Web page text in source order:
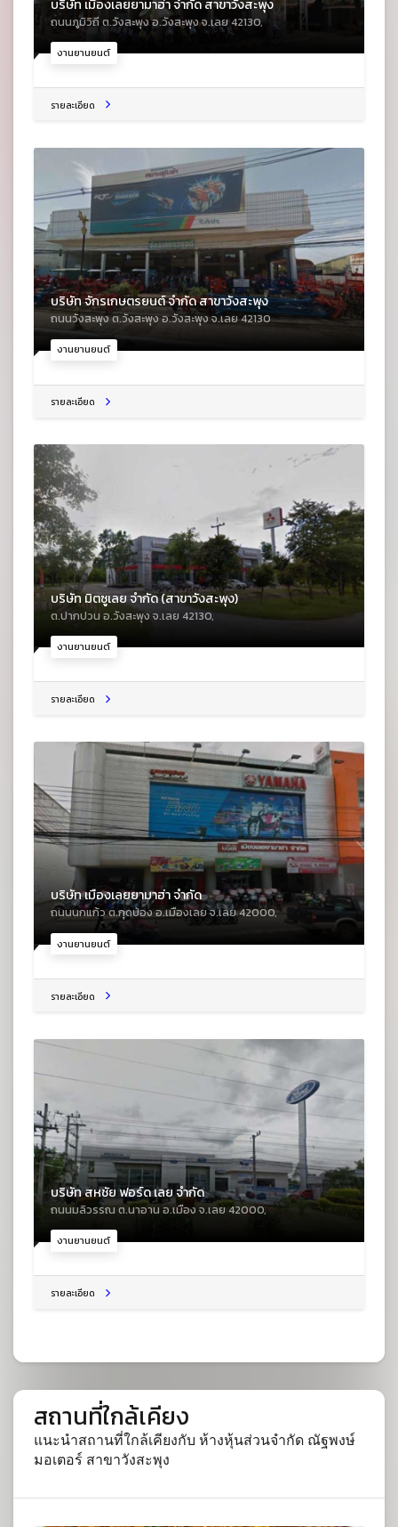
งานยานยนต์
บริษัท เมืองเลยยามาฮ่า จำกัด สาขาวังสะพุง
ถนนภูมิวิถี ต.วังสะพุง อ.วังสะพุง จ.เลย 42130,
รายละเอียด
งานยานยนต์
บริษัท จักรเกษตรยนต์ จำกัด สาขาวังสะพุง
ถนนวังสะพุง ต.วังสะพุง อ.วังสะพุง จ.เลย 42130
รายละเอียด
งานยานยนต์
บริษัท มิตซูเลย จำกัด (สาขาวังสะพุง)
ต.ปากปวน อ.วังสะพุง จ.เลย 42130,
รายละเอียด
งานยานยนต์
บริษัท เมืองเลยยามาฮ่า จำกัด
ถนนนกแก้ว ต.กุดป่อง อ.เมืองเลย จ.เลย 42000,
รายละเอียด
งานยานยนต์
บริษัท สหชัย ฟอร์ด เลย จำกัด
ถนนมลิวรรณ ต.นาอาน อ.เมือง จ.เลย 42000,
รายละเอียด
สถานที่ใกล้เคียง
แนะนำสถานที่ใกล้เคียงกับ ห้างหุ้นส่วนจำกัด ณัฐพงษ์
มอเตอร์ สาขาวังสะพุง